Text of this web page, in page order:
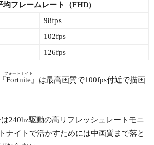
均フレームレート（FHD)
98fps
102fps
126fps
Fortnite
フォートナイト
』は最高画質で100fps付近で描画
240hz駆動の高リフレッシュレートモニ
ナイトで活かすためには中画質まで落と